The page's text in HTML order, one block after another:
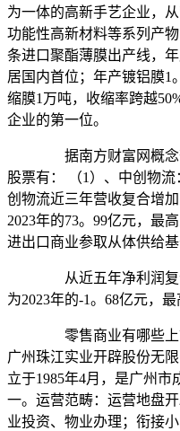
为一体的高新手艺企业，
功能性高新材料等系列产
条进口聚酯薄膜出产线，
居国内首位；年产镀铝膜1
缩膜1万吨，收缩率跨越
企业的第一位。
据南方财富网概念
股票有： （1）、中创物
创物流近三年营收复合增
2023年的73。99亿元，最
进出口商业参取从体供给基
从近五年净利润复
为2023年的-1。68亿元，最
零售商业有哪些上
广州珠江实业开辟股份无
立于1985年4月，是广州
一。运营范畴：运营地盘
业投资、物业办理；衔接小